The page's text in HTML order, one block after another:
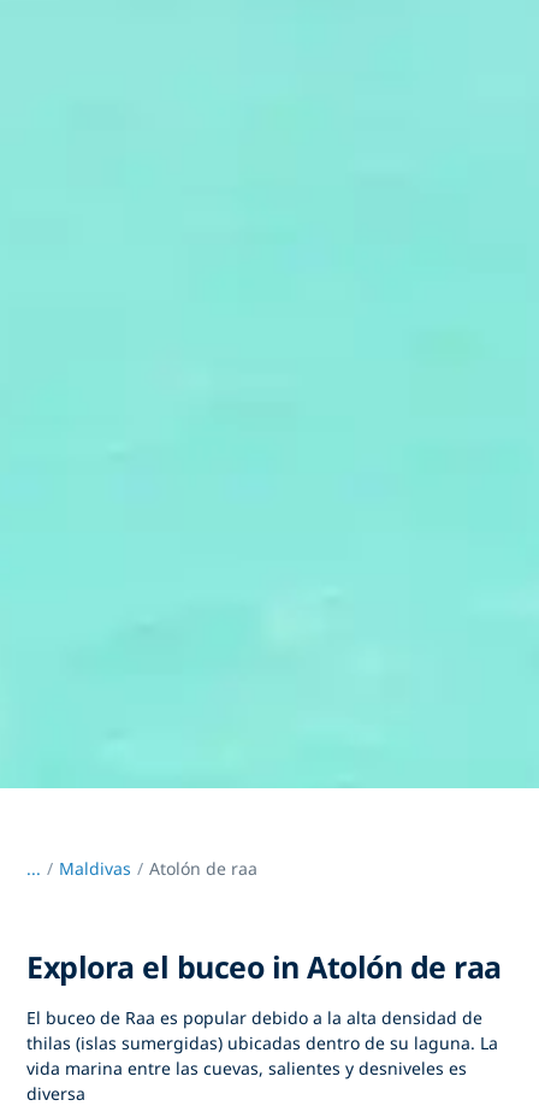
... / Maldivas Atolón de raa
Explora el buceo in Atolón de raa
El buceo de Raa es popular debido a la alta densidad de
thilas (islas sumergidas) ubicadas dentro de su laguna. La
vida marina entre las cuevas, salientes y desniveles es
diversa